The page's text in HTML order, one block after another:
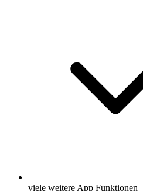
viele weitere App Funktionen